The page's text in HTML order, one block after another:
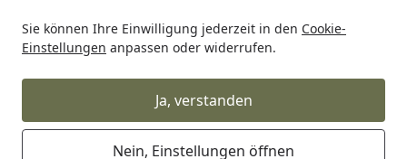
Sie können Ihre Einwilligung jederzeit in den Cookie-
Einstellungen anpassen oder widerrufen.
Ja, verstanden
Nein, Einstellungen öffnen
Startseite
Teich Teichpumpe Bewässerungspumpen &
Metabo Gartenpumpe P 9000 G